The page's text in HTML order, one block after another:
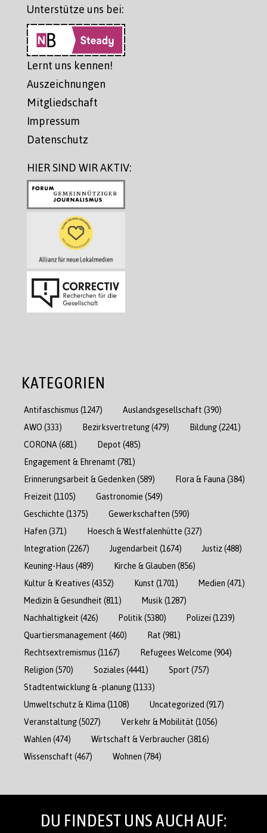
Unterstütze uns bei:
Lernt uns kennen!
Auszeichnungen
Mitgliedschaft
Impressum
Datenschutz
HIER SIND WIR AKTIV:
KATEGORIEN
Antifaschismus (1247) Auslandsgesellschaft (390)
AWO (333) Bezirksvertretung(479) Bildung(2241)
CORONA (681) Depot (485)
Engagement & Ehrenamt (781)
Erinnerungsarbeit & Gedenken (589) Flora & Fauna (384)
Freizeit (1105) Gastronomie (549)
Geschichte (1375) Gewerkschaften (590)
Hafen (371) Hoesch & Westfalenhütte (327)
Integration (2267) Jugendarbeit (1674) Justiz(488)
Keuning-Haus (489) Kirche & Glauben (856)
Kultur & Kreatives (4352) Kunst (1701) Medien (471)
Medizin & Gesundheit (811) Musik (1287)
Nachhaltigkeit (426) Politik (5380) Polizei (1239)
Quartiersmanagement (460) Rat (981)
Rechtsextremismus (1167) Refugees Welcome (904)
Religion (570) Soziales (4441) Sport (757)
Stadtentwicklung & -planung(1133)
Umweltschutz & Klima (1108) Uncategorized (917)
Veranstaltung(5027) Verkehr & Mobilität (1056)
Wahlen (474) Wirtschaft & Verbraucher(3816)
Wissenschaft (467) Wohnen (784)
DU FINDEST UNS AUCH AUF: